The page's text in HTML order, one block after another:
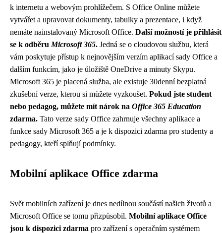
k internetu a webovým prohlížečem. S Office Online můžete
vytvářet a upravovat dokumenty, tabulky a prezentace, i když
nemáte nainstalovaný Microsoft Office. Další možností je přihlásit
se k odběru Microsoft 365. Jedná se o cloudovou službu, která
vám poskytuje přístup k nejnovějším verzím aplikací sady Office a
dalším funkcím, jako je úložiště OneDrive a minuty Skypu.
Microsoft 365 je placená služba, ale existuje 30denní bezplatná
zkušební verze, kterou si můžete vyzkoušet. Pokud jste student
nebo pedagog, můžete mít nárok na Office 365 Education
zdarma. Tato verze sady Office zahrnuje všechny aplikace a
funkce sady Microsoft 365 a je k dispozici zdarma pro studenty a
pedagogy, kteří splňují podmínky.
Mobilní aplikace Office zdarma
Svět mobilních zařízení je dnes nedílnou součástí našich životů a
Microsoft Office se tomu přizpůsobil. Mobilní aplikace Office
jsou k dispozici zdarma pro zařízení s operačním systémem